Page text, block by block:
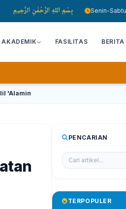
بِسْمِ اللهِ الرَّحْمَٰنِ الرَّحِيمِ Senin-
AKADEMIK FASILITAS BERITA
'Alamin
PENCARIAN
TERPOPULER